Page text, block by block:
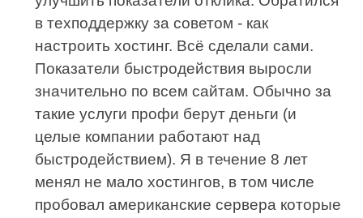
в техподдержку за советом - как
настроить хостинг. Всё сделали сами.
Показатели быстродействия выросли
значительно по всем сайтам. Обычно за
такие услуги профи берут деньги (и
целые компании работают над
быстродействием). Я в течение 8 лет
менял не мало хостингов, в том числе
пробовал американские сервера которые